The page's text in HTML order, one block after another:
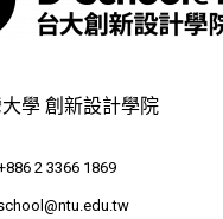
學 創新設計學院
2 3366 1869